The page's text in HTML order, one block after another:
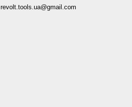
revolt.tools.ua@gmail.com